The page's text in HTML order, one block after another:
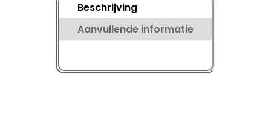
Beschrijving
Aanvullende informatie